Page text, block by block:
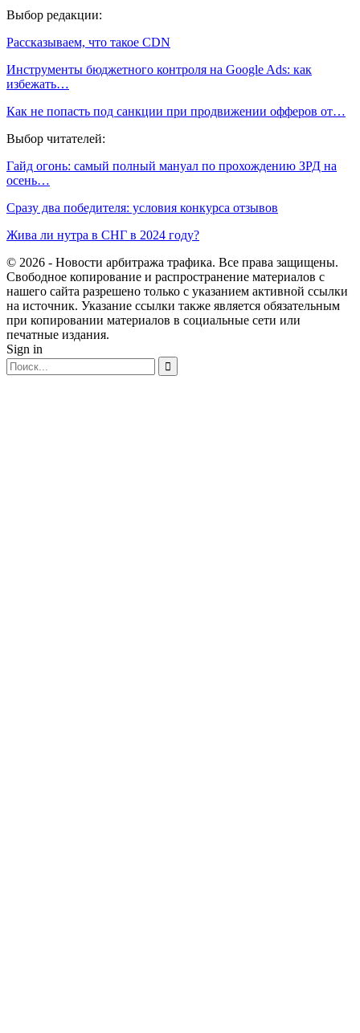
Выбор редакции:
Рассказываем, что такое CDN
Инструменты бюджетного контроля на Google Ads: как
избежать…
Как не попасть под санкции при продвижении офферов от…
Выбор читателей:
Гайд огонь: самый полный мануал по прохождению ЗРД на
осень…
Сразу два победителя: условия конкурса отзывов
Жива ли нутра в СНГ в 2024 году?
© 2026 - Новости арбитража трафика. Все права защищены.
Свободное копирование и распространение материалов с
нашего сайта разрешено только с указанием активной ссылки
на источник. Указание ссылки также является обязательным
при копировании материалов в социальные сети или
печатные издания.
Sign in